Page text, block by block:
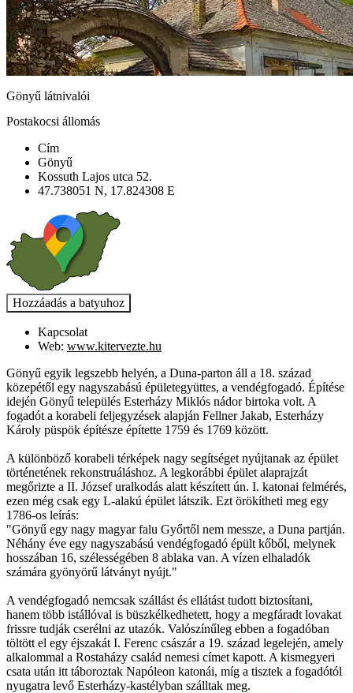
Gönyű látnivalói
Postakocsi állomás
Cím
Gönyű
Kossuth Lajos utca 52.
47.738051 N, 17.824308 E
Kapcsolat
Web: www.kitervezte.hu
Gönyű egyik legszebb helyén, a Duna-parton áll a 18. század
közepétől egy nagyszabású épületegyüttes, a vendégfogadó. Építése
idején Gönyű település Esterházy Miklós nádor birtoka volt. A
fogadót a korabeli feljegyzések alapján Fellner Jakab, Esterházy
Károly püspök építésze építette 1759 és 1769 között.
A különböző korabeli térképek nagy segítséget nyújtanak az épület
történetének rekonstruáláshoz. A legkorábbi épület alaprajzát
megőrizte a II. József uralkodás alatt készített ún. I. katonai felmérés,
ezen még csak egy L-alakú épület látszik. Ezt örökítheti meg egy
1786-os leírás:
"Gönyű egy nagy magyar falu Győrtől nem messze, a Duna partján.
Néhány éve egy nagyszabású vendégfogadó épült kőből, melynek
hosszában 16, szélességében 8 ablaka van. A vízen elhaladók
számára gyönyörű látványt nyújt."
A vendégfogadó nemcsak szállást és ellátást tudott biztosítani,
hanem több istállóval is büszkélkedhetett, hogy a megfáradt lovakat
frissre tudják cserélni az utazók. Valószínűleg ebben a fogadóban
töltött el egy éjszakát I. Ferenc császár a 19. század legelején, amely
alkalommal a Rostaházy család nemesi címet kapott. A kismegyeri
csata után itt táboroztak Napóleon katonái, míg a tisztek a fogadótól
nyugatra levő Esterházy-kastélyban szálltak meg.